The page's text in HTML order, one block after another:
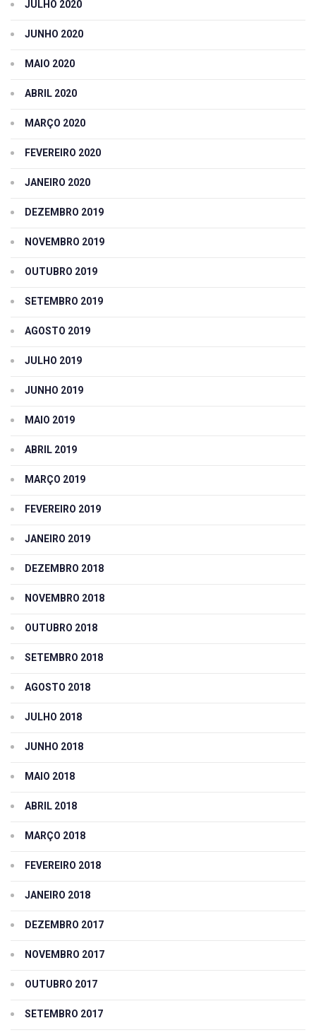
JULHO 2020
JUNHO 2020
MAIO 2020
ABRIL 2020
MARÇO 2020
FEVEREIRO 2020
JANEIRO 2020
DEZEMBRO 2019
NOVEMBRO 2019
OUTUBRO 2019
SETEMBRO 2019
AGOSTO 2019
JULHO 2019
JUNHO 2019
MAIO 2019
ABRIL 2019
MARÇO 2019
FEVEREIRO 2019
JANEIRO 2019
DEZEMBRO 2018
NOVEMBRO 2018
OUTUBRO 2018
SETEMBRO 2018
AGOSTO 2018
JULHO 2018
JUNHO 2018
MAIO 2018
ABRIL 2018
MARÇO 2018
FEVEREIRO 2018
JANEIRO 2018
DEZEMBRO 2017
NOVEMBRO 2017
OUTUBRO 2017
SETEMBRO 2017